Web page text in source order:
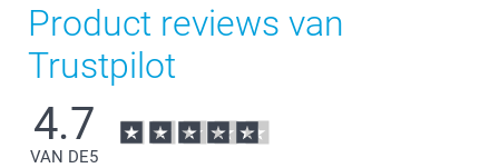
Product reviews van
Trustpilot
4.7
VAN DE5